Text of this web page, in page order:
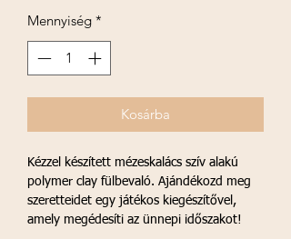
Mennyiség *
Kosárba
Kézzel készített mézeskalács szív alakú
polymer clay fülbevaló. Ajándékozd meg
szeretteidet egy játékos kiegészítővel,
amely megédesíti az ünnepi időszakot!